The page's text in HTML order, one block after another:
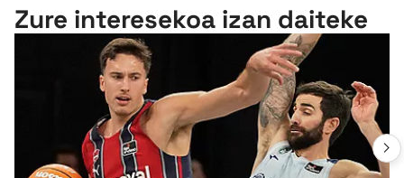
Zure interesekoa izan daiteke